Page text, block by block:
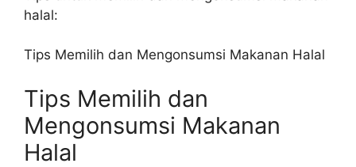
halal:
Tips Memilih dan Mengonsumsi Makanan Halal
Tips Memilih dan
Mengonsumsi Makanan
Halal